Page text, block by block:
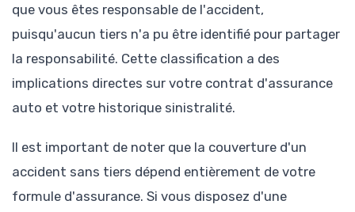
que vous êtes responsable de l'accident,
puisqu'aucun tiers n'a pu être identifié pour partager
la responsabilité. Cette classification a des
implications directes sur votre contrat d'assurance
auto et votre historique sinistralité.
Il est important de noter que la couverture d'un
accident sans tiers dépend entièrement de votre
formule d'assurance. Si vous disposez d'une